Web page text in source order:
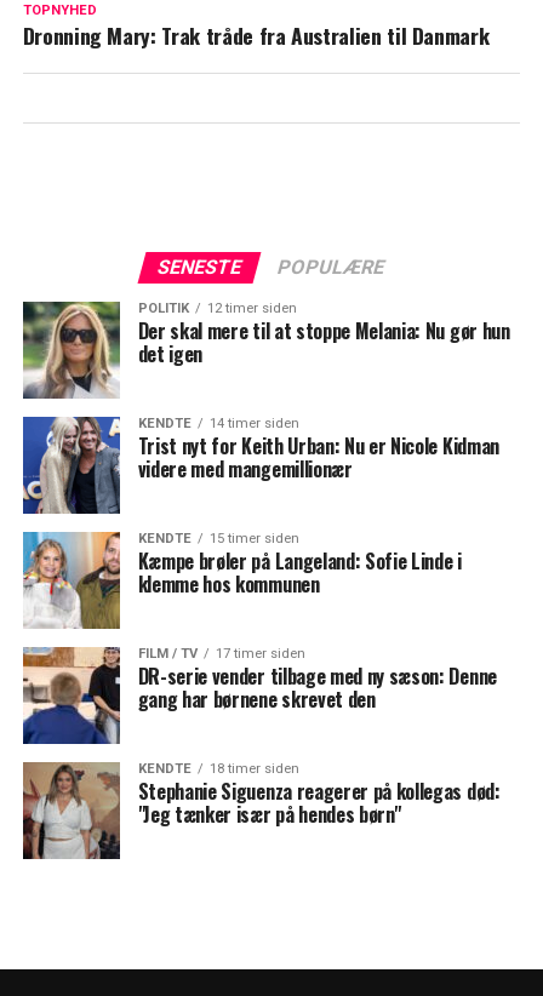
TOPNYHED
Dronning Mary: Trak tråde fra Australien til Danmark
SENESTE POPULÆRE
POLITIK 12 timer siden
Der skal mere til at stoppe Melania: Nu gør hun
det igen
KENDTE 14 timer siden
Trist nyt for Keith Urban: Nu er Nicole Kidman
videre med mangemillionær
KENDTE 15 timer siden
Kæmpe brøler på Langeland: Sofie Linde i
klemme hos kommunen
FILM / TV 17 timer siden
DR-serie vender tilbage med ny sæson: Denne
gang har børnene skrevet den
KENDTE 18 timer siden
Stephanie Siguenza reagerer på kollegas død:
"Jeg tænker især på hendes børn"